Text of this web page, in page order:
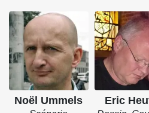
Noël Ummels Eric